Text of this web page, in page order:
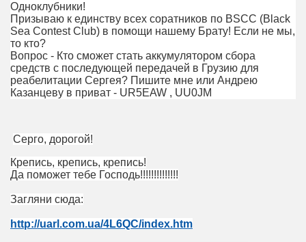
Одноклубники!
Призываю к единству всех соратников по BSCC (Black
Sea Contest Club) в помощи нашему Брату! Если не мы,
то кто?
Вопрос - Кто сможет стать аккумулятором сбора
средств с последующей передачей в Грузию для
реабелитации Сергея? Пишите мне или Андрею
Казанцеву в приват - UR5EAW , UU0JM
Серго, дорогой!
Крепись, крепись, крепись!
Да поможет тебе Господь!!!!!!!!!!!!!!
Загляни сюда:
http://uarl.com.ua/4L6QC/index.htm